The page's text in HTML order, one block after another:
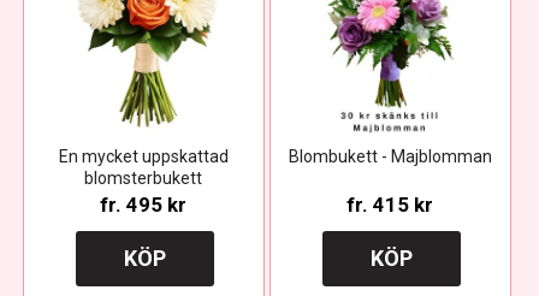
En mycket uppskattad
blomsterbukett
fr. 495 kr
KÖP
Blombukett - Majblomman
fr. 415 kr
KÖP